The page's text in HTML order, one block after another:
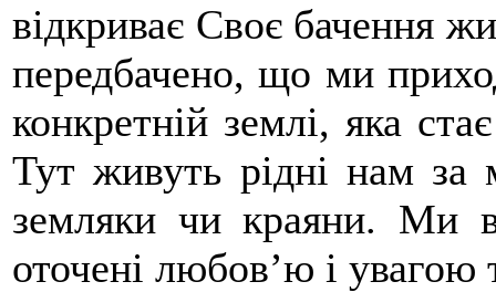
відкриває Своє бачення
передбачено, що ми
конкретній землі, яка
Тут живуть рідні нам
земляки чи краяни. Ми
оточені любов’ю і увагою